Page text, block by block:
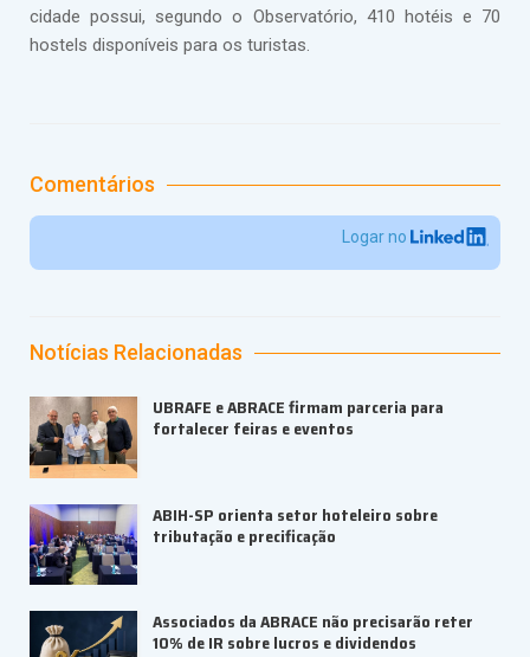
cidade possui, segundo o Observatório, 410 hotéis e 70
hostels disponíveis para os turistas.
Comentários
Logar no
Notícias Relacionadas
UBRAFE e ABRACE firmam parceria para
fortalecer feiras e eventos
ABIH-SP orienta setor hoteleiro sobre
tributação e precificação
Associados da ABRACE não precisarão reter
10% de IR sobre lucros e dividendos